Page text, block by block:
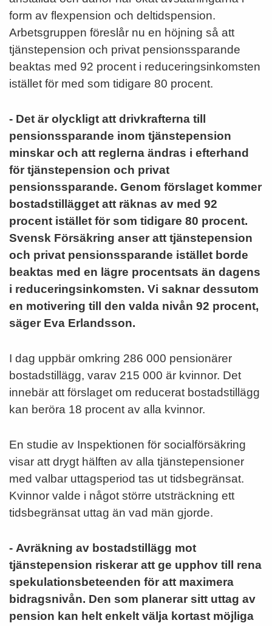
form av flexpension och deltidspension.
Arbetsgruppen föreslår nu en höjning så att
tjänstepension och privat pensionssparande
beaktas med 92 procent i reduceringsinkomsten
istället för med som tidigare 80 procent.
- Det är olyckligt att drivkrafterna till
pensionssparande inom tjänstepension
minskar och att reglerna ändras i efterhand
för tjänstepension och privat
pensionssparande. Genom förslaget kommer
bostadstillägget att räknas av med 92
procent istället för som tidigare 80 procent.
Svensk Försäkring anser att tjänstepension
och privat pensionssparande istället borde
beaktas med en lägre procentsats än dagens
i reduceringsinkomsten. Vi saknar dessutom
en motivering till den valda nivån 92 procent,
säger Eva Erlandsson.
I dag uppbär omkring 286 000 pensionärer
bostadstillägg, varav 215 000 är kvinnor. Det
innebär att förslaget om reducerat bostadstillägg
kan beröra 18 procent av alla kvinnor.
En studie av Inspektionen för socialförsäkring
visar att drygt hälften av alla tjänstepensioner
med valbar uttagsperiod tas ut tidsbegränsat.
Kvinnor valde i något större utsträckning ett
tidsbegränsat uttag än vad män gjorde.
- Avräkning av bostadstillägg mot
tjänstepension riskerar att ge upphov till rena
spekulationsbeteenden för att maximera
bidragsnivån. Den som planerar sitt uttag av
pension kan helt enkelt välja kortast möjliga